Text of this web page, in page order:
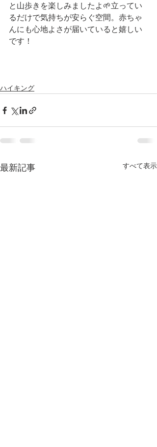
と山歩きを楽しみましたよ🌱立ってい
るだけで気持ちが安らぐ空間。赤ちゃ
んにも心地よさが届いていると嬉しい
です！
ハイキング
最新記事 すべて表示